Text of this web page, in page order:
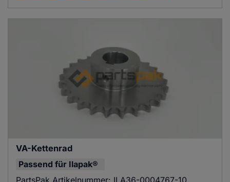
VA-Kettenrad
Passend für Ilapak®
PartsPak Artikelnummer: ILA36-0004767-10